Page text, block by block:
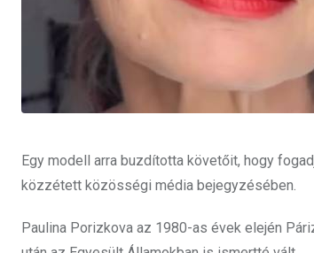
Egy modell arra buzdította követőit, hogy
közzétett közösségi média bejegyzésében.
Paulina Porizkova az 1980-as évek elején